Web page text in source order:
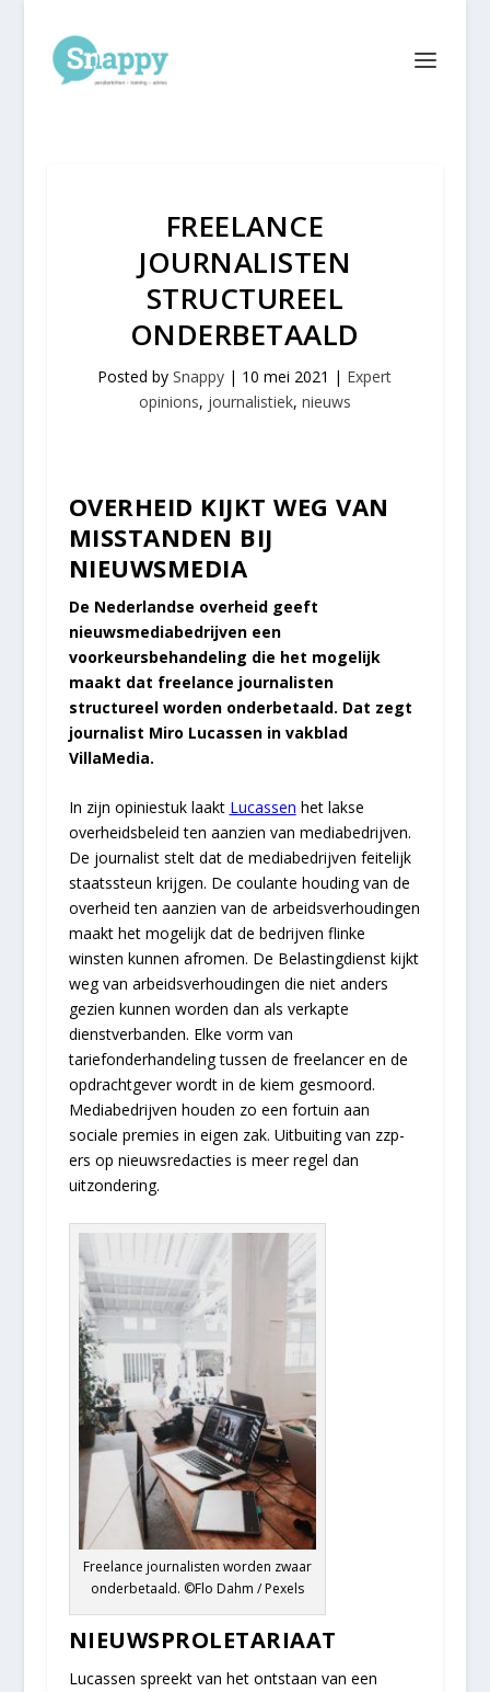
FREELANCE
JOURNALISTEN
STRUCTUREEL
ONDERBETAALD
Posted bySnappy | 10 mei 2021 | Expert
opinions, journalistiek, nieuws
OVERHEID KIJKT WEG VAN
MISSTANDEN BIJ
NIEUWSMEDIA
De Nederlandse overheid geeft
nieuwsmediabedrijven een
voorkeursbehandeling die het mogelijk
maakt dat freelance journalisten
structureel worden onderbetaald. Dat zegt
journalist Miro Lucassen in vakblad
VillaMedia.
In zijn opiniestuk laakt Lucassen het lakse
overheidsbeleid ten aanzien van mediabedrijven.
De journalist stelt dat de mediabedrijven feitelijk
staatssteun krijgen. De coulante houding van de
overheid ten aanzien van de arbeidsverhoudingen
maakt het mogelijk dat de bedrijven flinke
winsten kunnen afromen. De Belastingdienst kijkt
weg van arbeidsverhoudingen die niet anders
gezien kunnen worden dan als verkapte
dienstverbanden. Elke vorm van
tariefonderhandeling tussen de freelancer en de
opdrachtgever wordt in de kiem gesmoord.
Mediabedrijven houden zo een fortuin aan
sociale premies in eigen zak. Uitbuiting van zzp-
ers op nieuwsredacties is meer regel dan
uitzondering.
Freelance journalisten worden zwaar
onderbetaald. ©Flo Dahm / Pexels
NIEUWSPROLETARIAAT
Lucassen spreekt van het ontstaan van een